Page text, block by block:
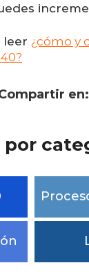
leer ¿cómo y
40?
en:
por